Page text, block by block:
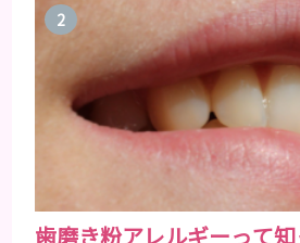
にツヤがあった男性も、いつの
でペタンとするようになったと
ょう。特に大人の男性としての
以降の男性に悩んでいる人が多
髪が生え変わるサイクルは、年
ます。髪が太くならないま...
歯磨き粉アレルギーって